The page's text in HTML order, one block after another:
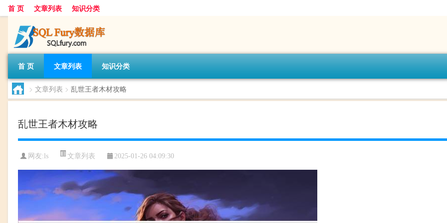
首 页 文章列表 知识分类
首 页 文章列表 知识分类
> 文章列表 > 乱世王者木材攻略
乱世王者木材攻略
网友: ls 文章列表 2025-01-26 04:09:30